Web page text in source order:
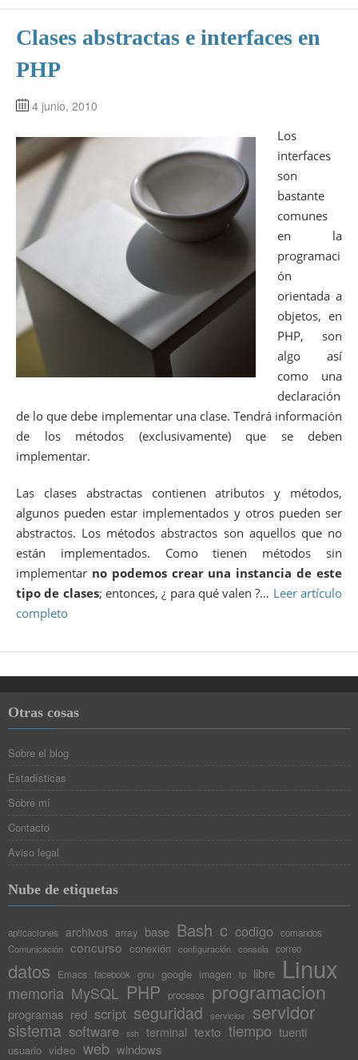
Clases abstractas e interfaces en
PHP
4 junio, 2010
Los
interfaces
son
bastante
comunes
en la
programaci
ón
orientada a
objetos, en
PHP, son
algo así
como una
declaración
de lo que debe implementar una clase. Tendrá información
de los métodos (exclusivamente) que se deben
implementar.
Las clases abstractas contienen atributos y métodos,
algunos pueden estar implementados y otros pueden ser
abstractos. Los métodos abstractos son aquellos que no
están implementados. Como tienen métodos sin
implementar no podemos crear una instancia de este
tipo de clases; entonces, ¿ para qué valen ?… Leer artículo
completo
Otras cosas
Sobre el blog
Estadísticas
Sobre mí
Contacto
Aviso legal
Nube de etiquetas
aplicaciones archivos array base Bash c codigo
comandos
Comunicación concurso conexión configuración consola correo
datos Emacs facebook gnu google imagen ip libre Linux
memoria MySQL PHP procesos programacion
programas red script seguridad servicios servidor
sistema software ssh terminal texto tiempo tuenti
usuario video web windows